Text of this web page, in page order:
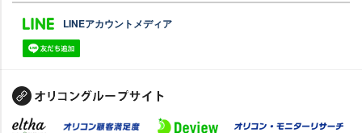
LINEアカウントメディア